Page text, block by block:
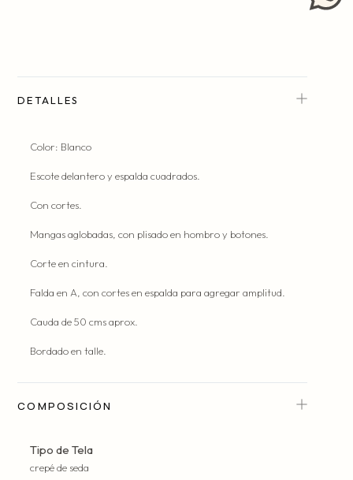
DETALLES
Color: Blanco
Escote delantero y espalda cuadrados.
Con cortes.
Mangas aglobadas, con plisado en hombro y botones.
Corte en cintura.
Falda en A, con cortes en espalda para agregar amplitud.
Cauda de 50 cms aprox.
Bordado en talle.
COMPOSICIÓN
Tipo de Tela
crepé de seda